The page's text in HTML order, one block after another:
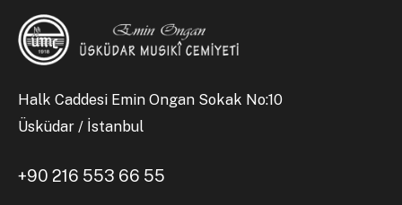
Halk Caddesi Emin Ongan Sokak No:10
Üsküdar / İstanbul
+90 216 553 66 55